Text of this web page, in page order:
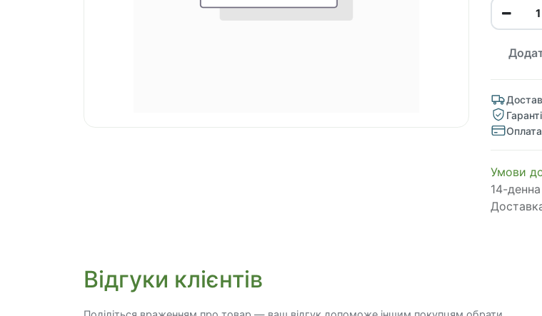
​​​​​​​​​​​​​​​​​​​​​​​​​​​​​​​​​​​​​​​​​​​​​​​​​​​​​​​​​​​​​​У​​м​о​в​​и​
14-
Відгуки клієнтів